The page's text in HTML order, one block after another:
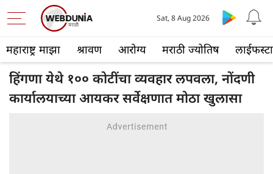
महाराष्ट्र माझा श्रावण आरोग्य मराठी ज्योतिष
Sat, 8 Aug 2026
हिंगणा येथे १०० कोटींचा व्यवहार लपवला, नोंदणी
कार्यालयाच्या आयकर सर्वेक्षणात मोठा खुलासा